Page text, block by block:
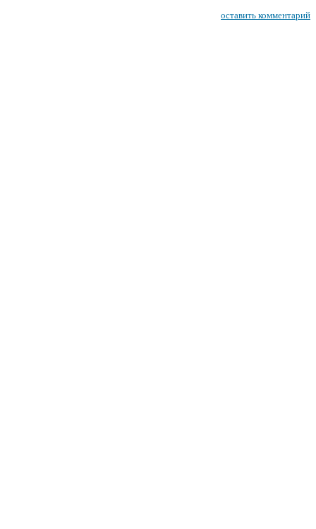
оставить комментарий